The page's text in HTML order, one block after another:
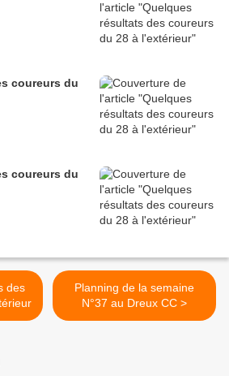
coureurs du
coureurs du
Planning de la semaine
N°37 au Dreux CC >